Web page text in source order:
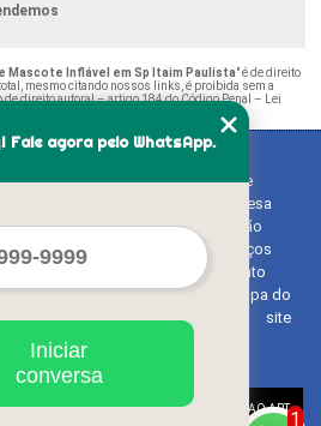
Mascote Inflável em Sp Itaim Paulista" é de direito
mesmo citando nossos links, é proibida sem a
de direito autoral – artigo 184 do Código Penal –
Lei
(Caucaia do Alto)
0479
Home
Empresa
Missão
Serviços
Contato
Mapa do
site
de direitos autorais. Copyright
BALAO ART1
Fale agora pelo WhatsApp.
Iniciar
conversa